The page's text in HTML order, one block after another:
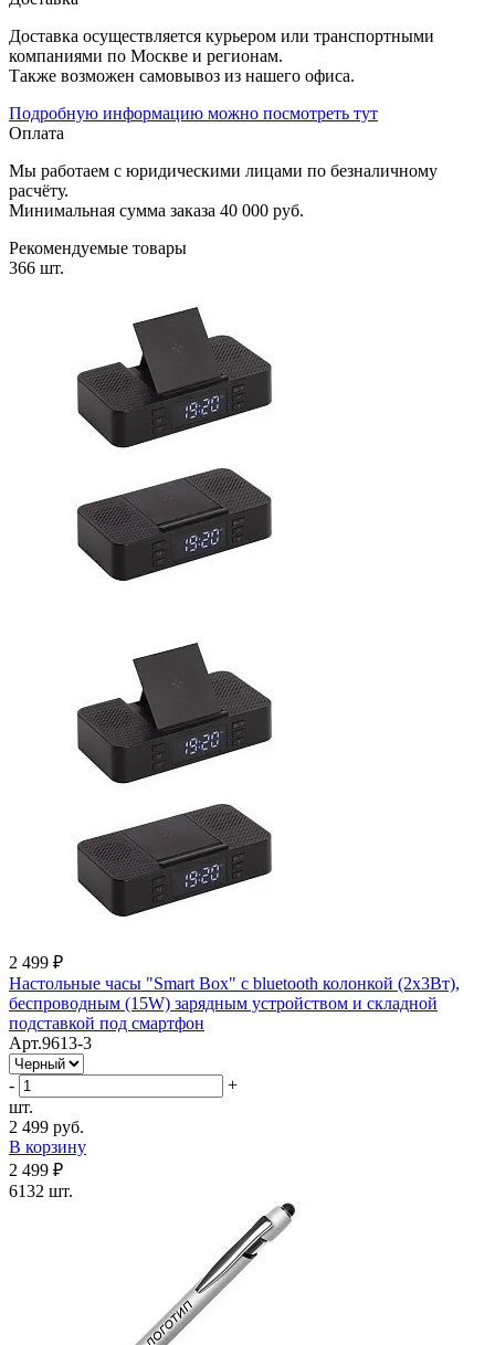
Доставка осуществляется курьером или транспортными
компаниями по Москве и регионам.
Также возможен самовывоз из нашего офиса.
Подробную информацию можно посмотреть тут
Оплата
Мы работаем с юридическими лицами по безналичному
расчёту.
Минимальная сумма заказа 40 000 руб.
Рекомендуемые товары
366 шт.
2 499 ₽
Настольные часы "Smart Box" с bluetooth колонкой (2х3Вт),
беспроводным (15W) зарядным устройством и складной
подставкой под смартфон
Арт.9613-3
-
+
шт.
2 499 руб.
В корзину
2 499 ₽
6132 шт.